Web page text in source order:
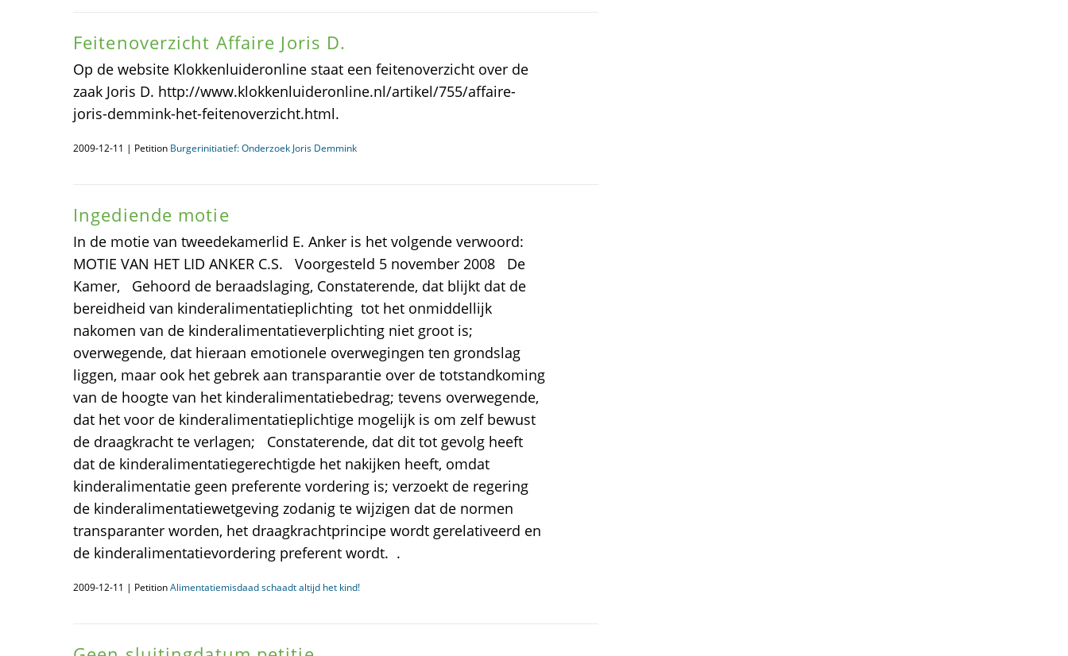
Feitenoverzicht Affaire Joris D.
Op de website Klokkenluideronline staat een feitenoverzicht over de
zaak Joris D. http://www.klokkenluideronline.nl/artikel/755/affaire-
joris-demmink-het-feitenoverzicht.html.
2009-12-11 | Petition Burgerinitiatief: Onderzoek Joris Demmink
Ingediende motie
In de motie van tweedekamerlid E. Anker is het volgende verwoord:
MOTIE VAN HET LID ANKER C.S. Voorgesteld 5 november 2008 De
Kamer, Gehoord de beraadslaging, Constaterende, dat blijkt dat de
bereidheid van kinderalimentatieplichting tot het onmiddellijk
nakomen van de kinderalimentatieverplichting niet groot is;
overwegende, dat hieraan emotionele overwegingen ten grondslag
liggen, maar ook het gebrek aan transparantie over de totstandkoming
van de hoogte van het kinderalimentatiebedrag; tevens overwegende,
dat het voor de kinderalimentatieplichtige mogelijk is om zelf bewust
de draagkracht te verlagen; Constaterende, dat dit tot gevolg heeft
dat de kinderalimentatiegerechtigde het nakijken heeft, omdat
kinderalimentatie geen preferente vordering is; verzoekt de regering
de kinderalimentatiewetgeving zodanig te wijzigen dat de normen
transparanter worden, het draagkrachtprincipe wordt gerelativeerd en
de kinderalimentatievordering preferent wordt. .
2009-12-11 | PetitionAlimentatiemisdaad schaadt altijd het kind!